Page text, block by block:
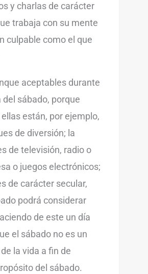
y charlas de carácter
trabaja con su mente
culpable como el que
aceptables durante
sábado, porque
están, por ejemplo,
de diversión; la
de televisión, radio o
o juegos electrónicos;
de carácter secular,
podrá considerar
de este un día
el sábado no es un
la vida a fin de
del sábado.